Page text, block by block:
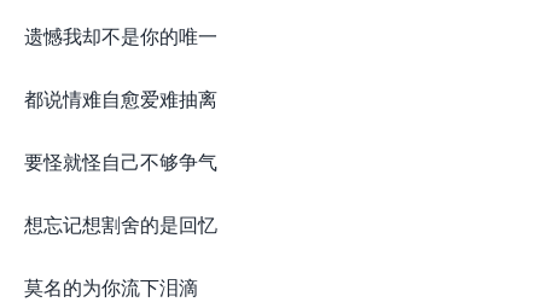
遗憾我却不是你的唯一
都说情难自愈爱难抽离
要怪就怪自己不够争气
想忘记想割舍的是回忆
莫名的为你流下泪滴